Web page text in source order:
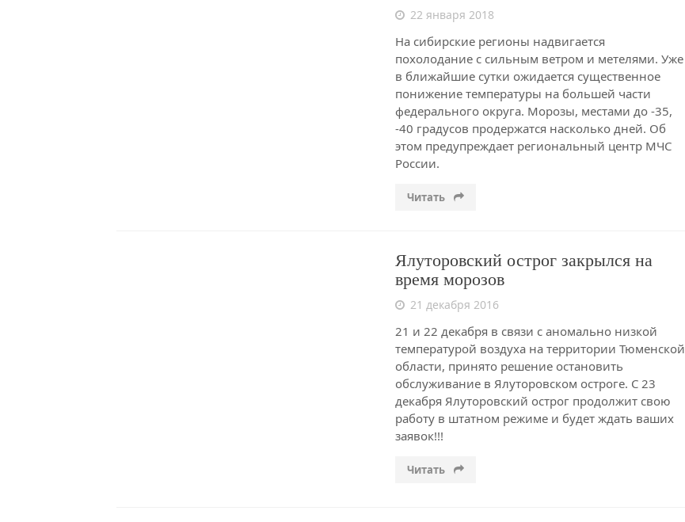
22 января 2018
На сибирские регионы надвигается
похолодание с сильным ветром и метелями. Уже
в ближайшие сутки ожидается существенное
понижение температуры на большей части
федерального округа. Морозы, местами до -35,
-40 градусов продержатся насколько дней. Об
этом предупреждает региональный центр МЧС
России.
Читать
Ялуторовский острог закрылся на
время морозов
21 декабря 2016
21 и 22 декабря в связи с аномально низкой
температурой воздуха на территории Тюменской
области, принято решение остановить
обслуживание в Ялуторовском остроге. С 23
декабря Ялуторовский острог продолжит свою
работу в штатном режиме и будет ждать ваших
заявок!!!
Читать